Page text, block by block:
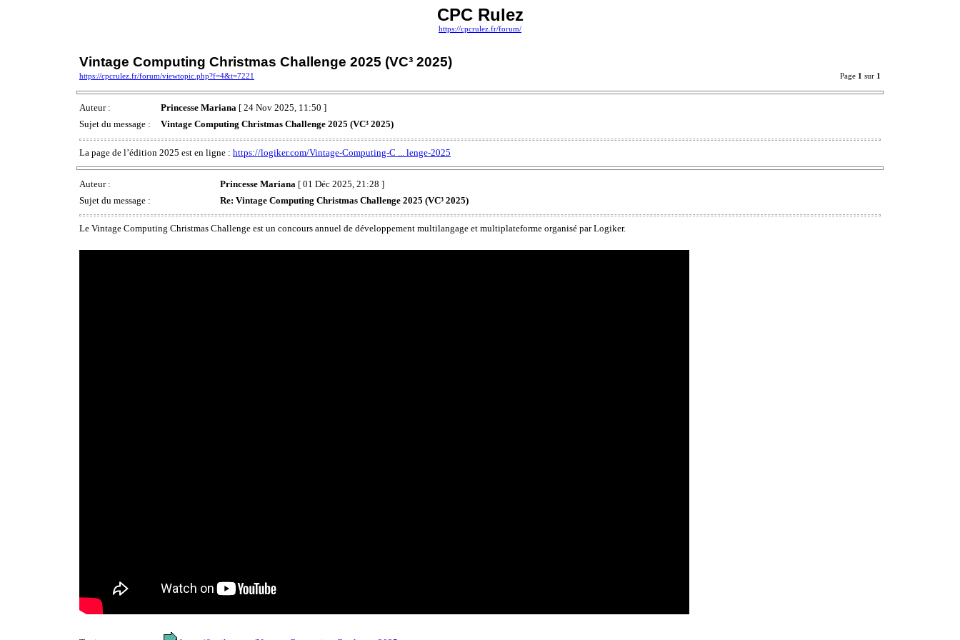
CPC Rulez
https://cpcrulez.fr/forum/
Vintage Computing Christmas Challenge 2025 (VC³ 2025)
https://cpcrulez.fr/forum/viewtopic.php?f=4&t=7221 Page 1 sur 1
Auteur : Princesse Mariana [ 24 Nov 2025, 11:50 ]
Sujet du message :
Vintage Computing Christmas Challenge 2025 (VC³ 2025)
La page de l’édition 2025 est en ligne : https://logiker.com/Vintage-Computing-C ... lenge-2025
Auteur : Princesse Mariana [ 01 Déc 2025, 21:28 ]
Sujet du message :
Re: Vintage Computing Christmas Challenge 2025 (VC³ 2025)
Le Vintage Computing Christmas Challenge est un concours annuel de développement multilangage et multiplateforme organisé par Logiker.